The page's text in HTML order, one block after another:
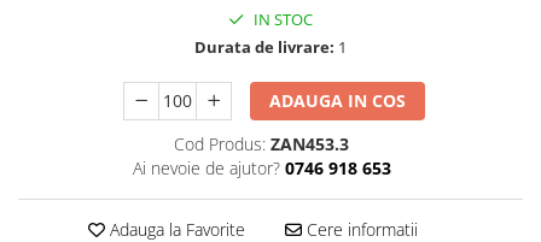
IN STOC
Durata de livrare: 1
ADAUGA IN COS
Cod Produs: ZAN453.3
Ai nevoie de ajutor? 0746 918 653
Adauga la Favorite Cere informatii